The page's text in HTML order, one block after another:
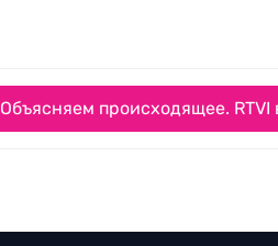
Объясняем происходящее. RTVI